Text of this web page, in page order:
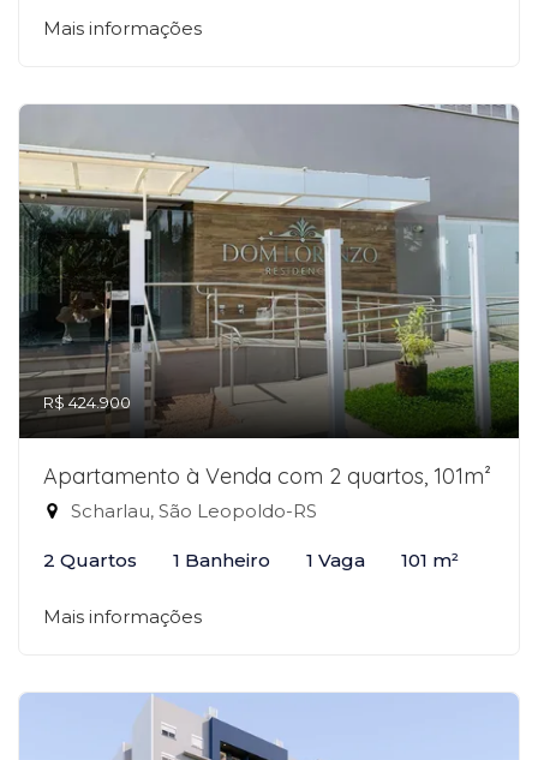
Mais informações
R$ 424.900
Apartamento à Venda com 2 quartos, 101m²
Scharlau, São Leopoldo-RS
2 Quartos 1 Banheiro 1 Vaga 101 m²
Mais informações